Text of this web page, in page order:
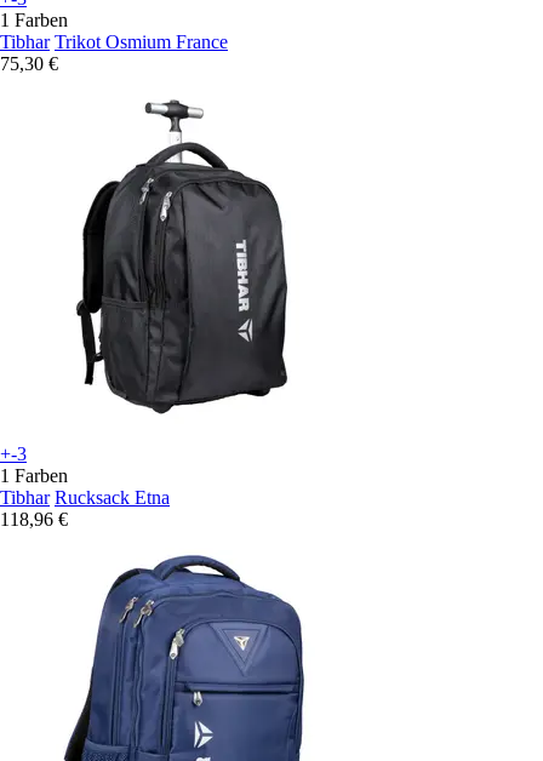
1 Farben
Tibhar Trikot Osmium France
75,30 €
+-3
1 Farben
Tibhar Rucksack Etna
118,96 €